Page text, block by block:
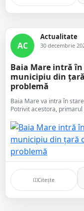
AC
Actualitate
30 decembrie
Baia Mare intră
municipiu din
problemă
Baia Mare va intra în
Potrivit acestora,
Citește